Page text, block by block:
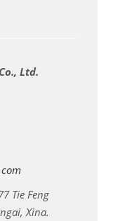
Ltd.
Tie Feng
Xina.